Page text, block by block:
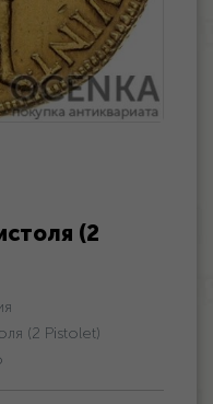
(2
(2 Pistolet)